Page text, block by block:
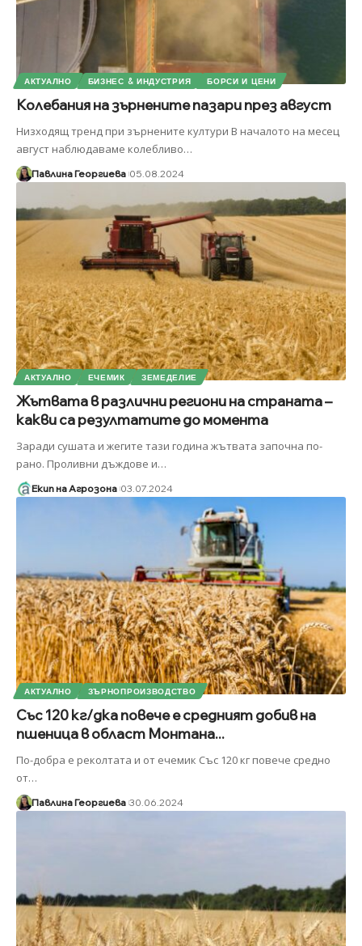
АКТУАЛНО БИЗНЕС & ИНДУСТРИЯ БОРСИ И ЦЕНИ
Колебания на зърнените пазари през август
Низходящ тренд при зърнените култури В началото на месец
август наблюдаваме колебливо…
Павлина Георгиева 05.08.2024
АКТУАЛНО ЕЧЕМИК ЗЕМЕДЕЛИЕ
Жътвата в различни региони на страната –
какви са резултатите до момента
Заради сушата и жегите тази година жътвата започна по-
рано. Проливни дъждове и…
Екип на Агрозона 03.07.2024
АКТУАЛНО ЗЪРНОПРОИЗВОДСТВО
Със 120 кг/дка повече е средният добив на
пшеница в област Монтана...
По-добра е реколтата и от ечемик Със 120 кг повече средно
от…
Павлина Георгиева 30.06.2024